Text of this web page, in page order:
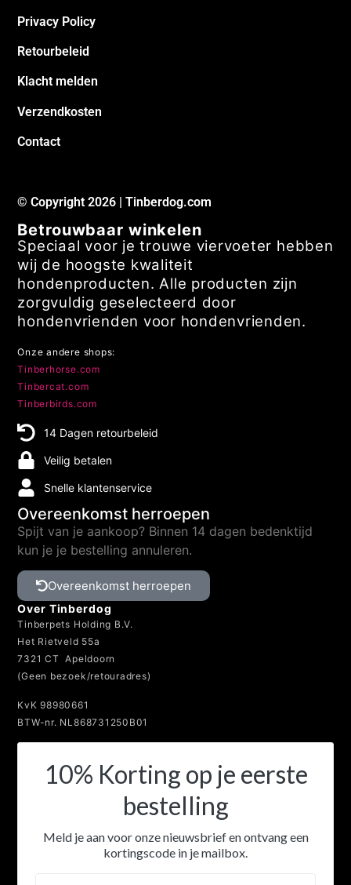
Privacy Policy
Retourbeleid
Klacht melden
Verzendkosten
Contact
© Copyright 2026 | Tinberdog.com
Betrouwbaar winkelen
Speciaal voor je trouwe viervoeter hebben
wij de hoogste kwaliteit
hondenproducten. Alle producten zijn
zorgvuldig geselecteerd door
hondenvrienden voor hondenvrienden.
Onze andere shops:
Tinberhorse.com
Tinbercat.com
Tinberbirds.com
14 Dagen retourbeleid
Veilig betalen
Snelle klantenservice
Overeenkomst herroepen
Spijt van je aankoop? Binnen 14 dagen bedenktijd
kun je je bestelling annuleren.
Overeenkomst herroepen
Over Tinberdog
Tinberpets Holding B.V.
Het Rietveld 55a
7321 CT Apeldoorn
(Geen bezoek/retouradres)
KvK 98980661
BTW-nr. NL868731250B01
10% Korting op je eerste
bestelling
Meld je aan voor onze nieuwsbrief en ontvang een
kortingscode in je mailbox.